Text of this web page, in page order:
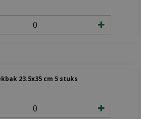
23.5x35 cm 5 stuks